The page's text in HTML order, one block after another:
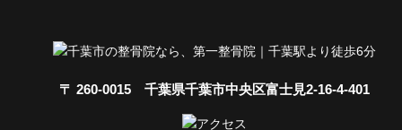
〒 260-0015 千葉県千葉市中央区富士見2-16-4-401